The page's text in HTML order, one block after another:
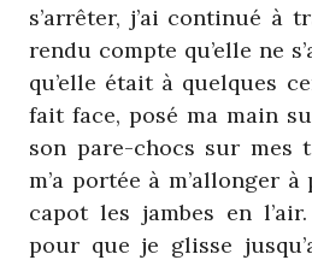
s’arrêter, j’ai continué à
rendu compte qu’elle ne
qu’elle était à quelques
fait face, posé ma main
son pare-chocs sur mes
m’a portée à m’allonger
capot les jambes en
pour que je glisse